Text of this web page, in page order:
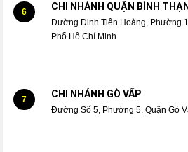
6 CHI NHÁNH QUẬN BÌNH
Đường Đinh Tiên Hoàng, Phường
Phố Hồ Chí Minh
7 CHI NHÁNH GÒ VẤP
Đường Số 5, Phường 5, Quận Gò